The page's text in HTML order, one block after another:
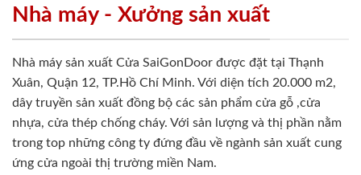
Nhà máy - Xưởng sản xuất
Nhà máy sản xuất Cửa SaiGonDoor được đặt tại Thạnh
Xuân, Quận 12, TP.Hồ Chí Minh. Với diện tích 20.000 m2,
dây truyền sản xuất đồng bộ các sản phẩm cửa gỗ ,cửa
nhựa, cửa thép chống cháy. Với sản lượng và thị phần nằm
trong top những công ty đứng đầu về ngành sản xuất cung
ứng cửa ngoài thị trường miền Nam.